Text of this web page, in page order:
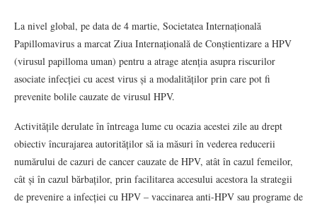
La nivel global, pe data de 4 martie, Societatea Internațională
Papillomavirus a marcat Ziua Internațională de Conștientizare a HPV
(virusul papilloma uman) pentru a atrage atenția asupra riscurilor
asociate infecției cu acest virus și a modalităților prin care pot fi
prevenite bolile cauzate de virusul HPV.
Activitățile derulate în întreaga lume cu ocazia acestei zile au drept
obiectiv încurajarea autorităților să ia măsuri în vederea reducerii
numărului de cazuri de cancer cauzate de HPV, atât în cazul femeilor,
cât și în cazul bărbaților, prin facilitarea accesului acestora la strategii
de prevenire a infecției cu HPV – vaccinarea anti-HPV sau programe de